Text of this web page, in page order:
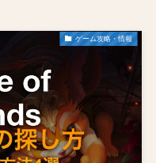
ゲーム攻略・情報